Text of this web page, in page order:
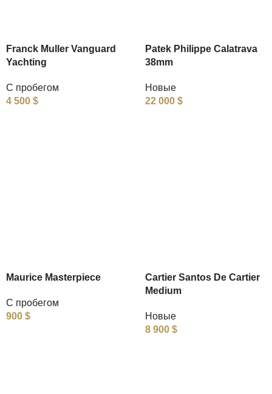
Franck Muller Vanguard
Yachting
С пробегом
4 500 $
Patek Philippe Calatrava
38mm
Новые
22 000 $
Maurice Masterpiece
С пробегом
900 $
Cartier Santos De Cartier
Medium
Новые
8 900 $